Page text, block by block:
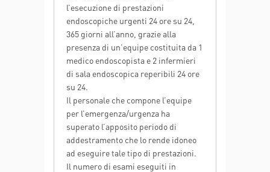
l’esecuzione di prestazioni
endoscopiche urgenti 24 ore su 24,
365 giorni all’anno, grazie alla
presenza di un’equipe costituita da 1
medico endoscopista e 2 infermieri
di sala endoscopica reperibili 24 ore
su 24.
Il personale che compone l’equipe
per l’emergenza/urgenza ha
superato l’apposito periodo di
addestramento che lo rende idoneo
ad eseguire tale tipo di prestazioni.
Il numero di esami eseguiti in